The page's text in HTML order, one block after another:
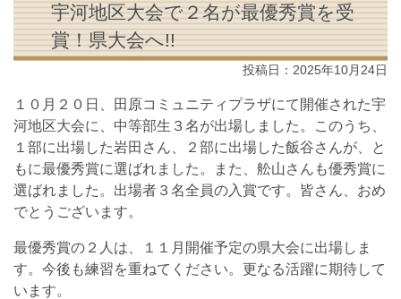
宇河地区大会で２名が最優秀賞を受
賞！県大会へ!!
投稿日： 2025年10月24日
１０月２０日、田原コミュニティプラザにて開催された宇
河地区大会に、中等部生３名が出場しました。このうち、
１部に出場した岩田さん、２部に出場した飯谷さんが、と
もに最優秀賞に選ばれました。また、舩山さんも優秀賞に
選ばれました。出場者３名全員の入賞です。皆さん、おめ
でとうございます。
最優秀賞の２人は、１１月開催予定の県大会に出場しま
す。今後も練習を重ねてください。更なる活躍に期待して
います。